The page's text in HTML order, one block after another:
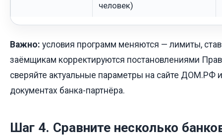
человек)
Важно: условия программ меняются — лимиты,
заёмщикам корректируются постановлениями
сверяйте актуальные параметры на сайте ДОМ.РФ
документах банка-партнёра.
Шаг 4. Сравните несколько